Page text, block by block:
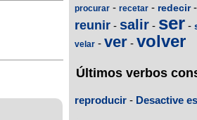
procurar - recetar - redecir-
reunir - salir - ser -
velar - ver - volver
Últimos verbos
reproducir - Desactive